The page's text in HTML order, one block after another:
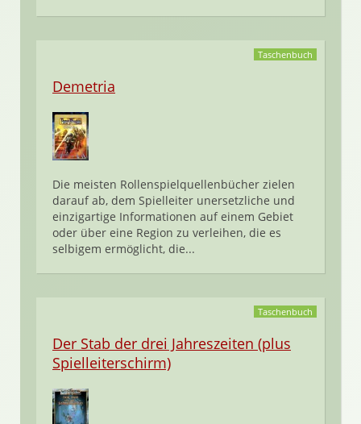
Taschenbuch
Demetria
Die meisten Rollenspielquellenbücher zielen
darauf ab, dem Spielleiter unersetzliche und
einzigartige Informationen auf einem Gebiet
oder über eine Region zu verleihen, die es
selbigem ermöglicht, die...
Taschenbuch
Der Stab der drei Jahreszeiten (plus
Spielleiterschirm)